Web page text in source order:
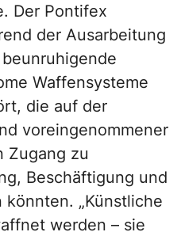
Der Pontifex
der Ausarbeitung
Waffensysteme
die auf der
voreingenommener
Zugang zu
Beschäftigung und
„Künstliche
werden – sie